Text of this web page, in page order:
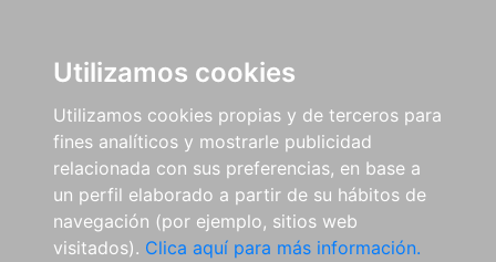
Utilizamos cookies
Utilizamos cookies propias y de terceros para
fines analíticos y mostrarle publicidad
relacionada con sus preferencias, en base a
un perfil elaborado a partir de su hábitos de
navegación (por ejemplo, sitios web
visitados). Clica aquí para más información.